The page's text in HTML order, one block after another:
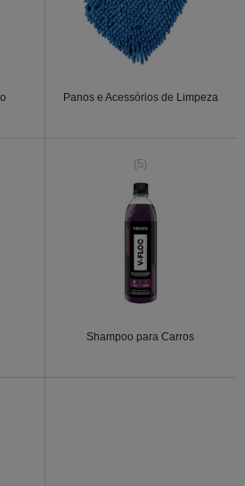
Panos e Acessórios de Limpeza
(5)
Shampoo para Carros